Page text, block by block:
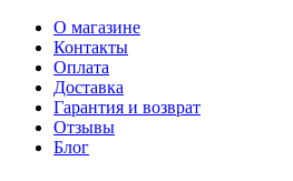
О магазине
Контакты
Оплата
Доставка
Гарантия и возврат
Отзывы
Блог